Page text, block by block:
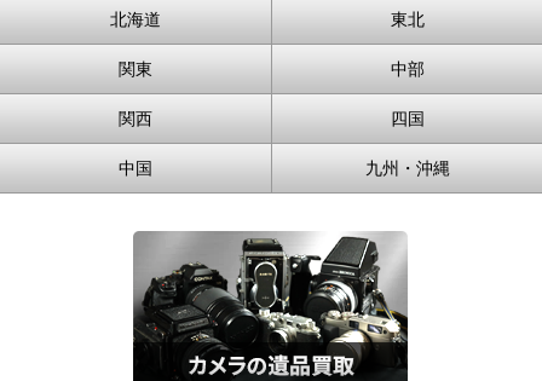
北海道 東北
関東 中部
関西 四国
中国 九州・沖縄